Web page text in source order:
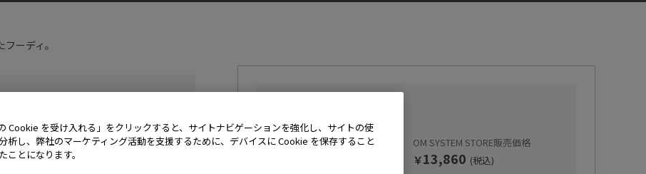
ーディ。
OM SYSTEM STORE販売価格
￥13,860 (税込)
の Cookie を受け入れる」をクリックすると、サイトナビゲーションを強化し、サイトの使
析し、弊社のマーケティング活動を支援するために、デバイスに Cookie を保存すること
ことになります。